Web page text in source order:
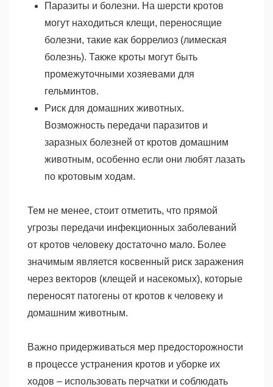
Паразиты и болезни. На шерсти кротов
могут находиться клещи, переносящие
болезни, такие как боррелиоз (лимеская
болезнь). Также кроты могут быть
промежуточными хозяевами для
гельминтов.
Риск для домашних животных.
Возможность передачи паразитов и
заразных болезней от кротов домашним
животным, особенно если они любят лазать
по кротовым ходам.
Тем не менее, стоит отметить, что прямой
угрозы передачи инфекционных заболеваний
от кротов человеку достаточно мало. Более
значимым является косвенный риск заражения
через векторов (клещей и насекомых), которые
переносят патогены от кротов к человеку и
домашним животным.
Важно придерживаться мер предосторожности
в процессе устранения кротов и уборке их
ходов – использовать перчатки и соблюдать